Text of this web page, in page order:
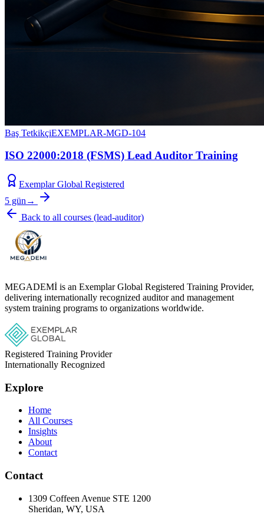
Baş TetkikçiEXEMPLAR-MGD-104
ISO 22000:2018 (FSMS) Lead Auditor Training
Exemplar Global Registered
5 gün →
Back to all courses (lead-auditor)
MEGADEMİ is an Exemplar Global Registered Training Provider,
delivering internationally recognized auditor and management
system training programs to organizations worldwide.
Registered Training Provider
Internationally Recognized
Explore
Home
All Courses
Insights
About
Contact
Contact
1309 Coffeen Avenue STE 1200
Sheridan, WY, USA